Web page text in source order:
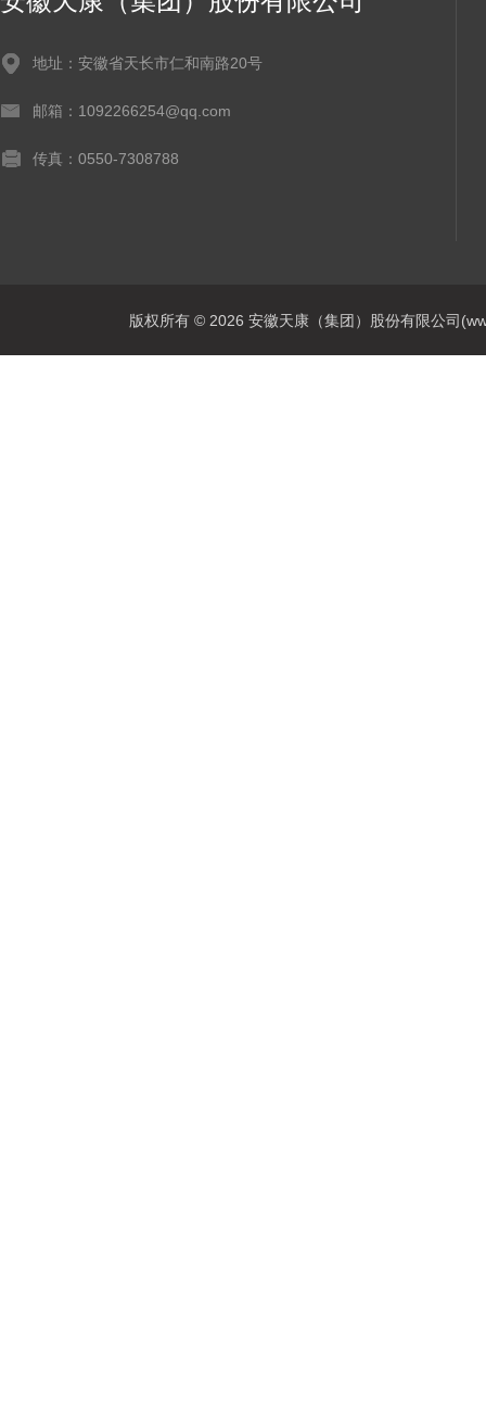
地址：安徽省天长市仁和南路20号
邮箱：1092266254@qq.com
传真：0550-7308788
版权所有 © 2026 安徽天康（集团）股份有限公司